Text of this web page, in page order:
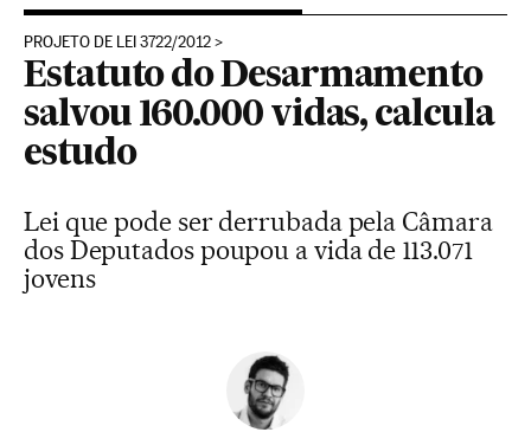
PROJETO DE LEI 3722/2012
Estatuto do Desarmamento
salvou 160.000 vidas, calcula
estudo
Lei que pode ser derrubada pela Câmara
dos Deputados poupou a vida de 113.071
jovens